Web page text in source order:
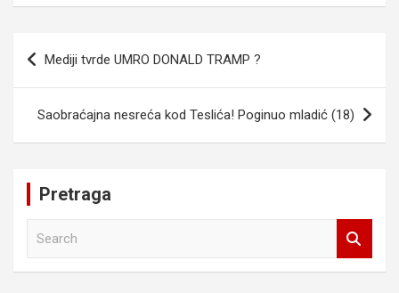
Navigacija
članaka
Mediji tvrde UMRO DONALD TRAMP ?
Saobraćajna nesreća kod Teslića! Poginuo mladić (18)
Pretraga